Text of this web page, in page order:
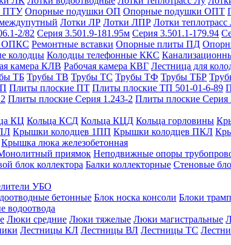
ПТУ Опорные подушки ОП Опорные подушки ОПТ
Лотки ЛР Лотки ЛПР Лотки теплотрасс
2/82 Серия 3.501.9-181.95м Серия 3.501.1-179.94
ОПКС Ремонтные вставки Опорные плиты ПД
колодцы Колодцы телефонные ККС
камера КЛВ Рабочая камера КВГ Лестница для
ТБ Трубы ТВ Трубы ТС Трубы ТФ Трубы ТБР
Плиты плоские ПТ Плиты плоские ТП 501-01-6-89
Плиты плоские Серия 1.243-2 Плиты плоские Серия
КЦ Кольца КСД Кольца КЦД Кольца горловины
Крышки колодцев 1ПП Крышки колодцев ПКЛ
Крышка люка железобетонная
приямок Неподвижные опоры
блок коллектора Балки коллекторные Стеновые
УБО
бетонные Блок носка консоли Блоки
водоотвода
Люки средние Люки тяжелые Люки магистральные
Лестницы КЛ Лестницы ВЛ Лестницы ТС